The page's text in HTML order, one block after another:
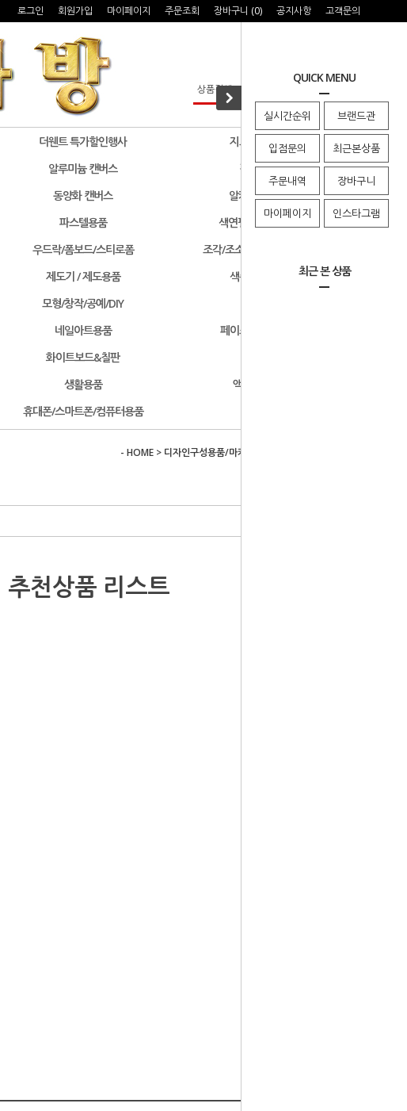
QUICK MENU
실시간순위 브랜드관
입점문의 최근본상품
주문내역 장바구니
마이페이지 인스타그램
최근 본 상품
로그인 회원가입 마이페이지 주문조회 장바구니 (0) 공지사항 고객문의
더웬트 특가할인행사
지그 특가할인행사
알루미늄 캔버스
검정색 캔버스
동양화 캔버스
알키드물감 및 용품
파스텔용품
색연필/연필/드로잉용품
우드락/폼보드/스티로폼
조각/조소용품/클레이/판화용품
제도기 / 제도용품
색종이 & 종이접기
모형/창작/공예/DIY
네일아트용품
페이스페인팅/미용용품
화이트보드&칠판
생활용품
액자/사진첩/앨범
휴대폰/스마트폰/컴퓨터용품
- HOME > 디자인구성용품/마카 포스터칼라
추천상품 리스트